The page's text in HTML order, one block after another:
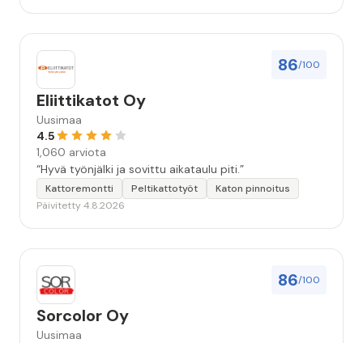
86/100
Eliittikatot Oy
Uusimaa
4.5
1,060 arviota
“Hyvä työnjälki ja sovittu aikataulu piti.”
Kattoremontti Peltikattotyöt
Katon pinnoitus
Päivitetty 4.8.2026
86/100
Sorcolor Oy
Uusimaa